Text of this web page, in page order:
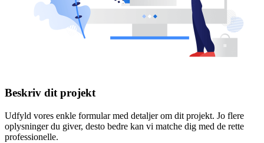
Beskriv dit projekt
Udfyld vores enkle formular med detaljer om dit projekt. Jo flere
oplysninger du giver, desto bedre kan vi matche dig med de rette
professionelle.